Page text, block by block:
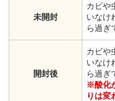
未開封
カビや
いなけ
ら過ぎ
開封後
カビや
いなけ
ら過ぎ
※酸化
りは変